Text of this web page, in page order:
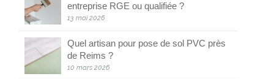
entreprise RGE ou qualifiée ?
13 mai 2026
Quel artisan pour pose de sol PVC près
de Reims ?
10 mars 2026